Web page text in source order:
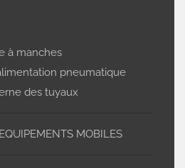
à manches
pneumatique
des tuyaux
MOBILES